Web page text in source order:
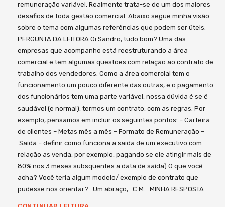
remuneração variável. Realmente trata-se de um dos maiores
desafios de toda gestão comercial. Abaixo segue minha visão
sobre o tema com algumas referências que podem ser úteis.
PERGUNTA DA LEITORA Oi Sandro, tudo bom? Uma das
empresas que acompanho está reestruturando a área
comercial e tem algumas questões com relação ao contrato de
trabalho dos vendedores. Como a área comercial tem o
funcionamento um pouco diferente das outras, e o pagamento
dos funcionários tem uma parte variável, nossa dúvida é se é
saudável (e normal), termos um contrato, com as regras. Por
exemplo, pensamos em incluir os seguintes pontos: – Carteira
de clientes – Metas mês a mês – Formato de Remuneração –
Saída – definir como funciona a saida de um executivo com
relação as venda, por exemplo, pagando se ele atingir mais de
80% nos 3 meses subsquentes a data de saída) O que você
acha? Você teria algum modelo/ exemplo de contrato que
pudesse nos orientar? Um abraço, C.M. MINHA RESPOSTA